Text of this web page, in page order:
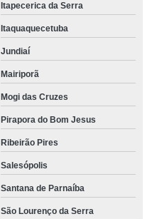
Itapecerica da Serra
Itaquaquecetuba
Jundiaí
Mairiporã
Mogi das Cruzes
Pirapora do Bom Jesus
Ribeirão Pires
Salesópolis
Santana de Parnaíba
São Lourenço da Serra